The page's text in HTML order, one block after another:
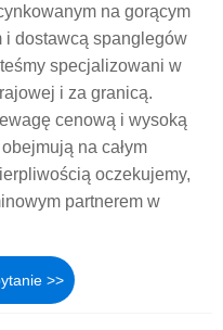
na gorącym
i dostawcą spanglegów
specjalizowani w
i za granicą.
cenową i wysoką
na całym
oczekujemy,
partnerem w
>>